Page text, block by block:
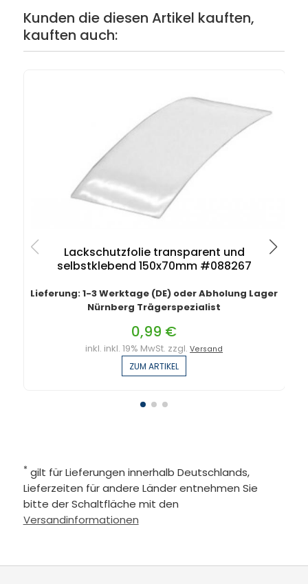
Kunden die diesen Artikel kauften,
kauften auch:
Lackschutzfolie transparent und
selbstklebend 150x70mm #088267
Lieferung: 1-3 Werktage (DE) oder Abholung Lager
Nürnberg Trägerspezialist
0,99 €
inkl. inkl. 19% MwSt. zzgl.Versand
ZUM ARTIKEL
* gilt für Lieferungen innerhalb Deutschlands,
Lieferzeiten für andere Länder entnehmen Sie
bitte der Schaltfläche mit den
Versandinformationen